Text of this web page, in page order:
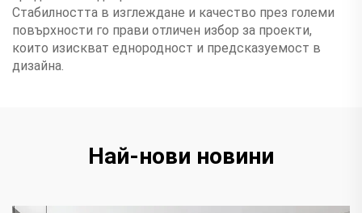
Стабилността в изглеждане и качество през големи
повърхности го прави отличен избор за проекти,
които изискват еднородност и предсказуемост в
дизайна.
Най-нови новини